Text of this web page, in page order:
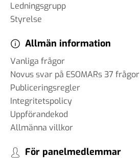
Ledningsgrupp
Styrelse
Allmän information
Vanliga frågor
Novus svar på ESOMARs 37 frågor
Publiceringsregler
Integritetspolicy
Uppförandekod
Allmänna villkor
För panelmedlemmar